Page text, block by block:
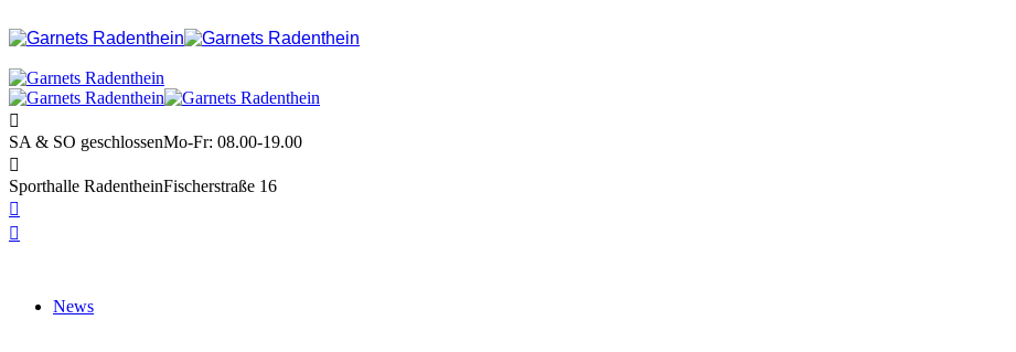
SA & SO geschlossenMo-Fr: 08.00-19.00
Sporthalle RadentheinFischerstraße 16
News